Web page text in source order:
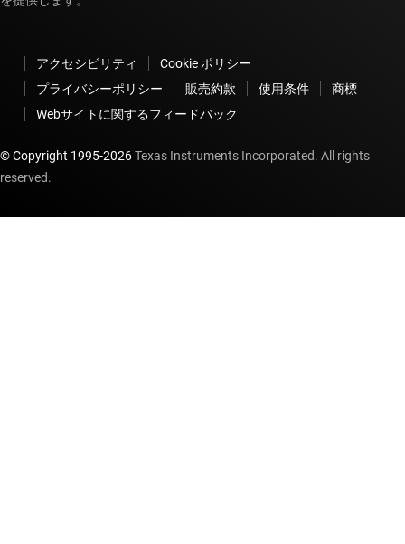
アクセシビリティ
Cookie ポリシー
プライバシーポリシー
販売約款 使用条件
商標
Webサイトに関するフィードバック
© Copyright 1995-2026Texas Instruments Incorporated. All rights
reserved.